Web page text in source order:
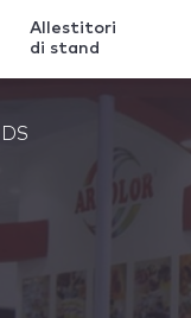
Allestitori
di stand